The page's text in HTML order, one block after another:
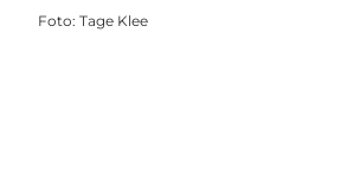
Foto: Tage Klee